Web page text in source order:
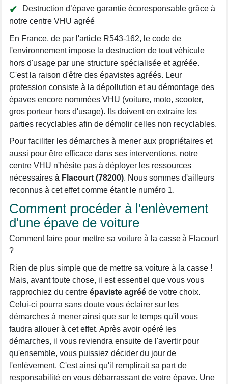
Destruction d’épave garantie écoresponsable grâce à
notre centre VHU agréé
En France, de par l'article R543-162, le code de
l'environnement impose la destruction de tout véhicule
hors d'usage par une structure spécialisée et agréée.
C'est la raison d'être des épavistes agréés. Leur
profession consiste à la dépollution et au démontage des
épaves encore nommées VHU (voiture, moto, scooter,
gros porteur hors d'usage). Ils doivent en extraire les
parties recyclables afin de démolir celles non recyclables.
Pour faciliter les démarches à mener aux propriétaires et
aussi pour être efficace dans ses interventions, notre
centre VHU n'hésite pas à déployer les ressources
nécessaires à Flacourt (78200). Nous sommes d'ailleurs
reconnus à cet effet comme étant le numéro 1.
Comment procéder à l'enlèvement
d'une épave de voiture
Comment faire pour mettre sa voiture à la casse à Flacourt
?
Rien de plus simple que de mettre sa voiture à la casse !
Mais, avant toute chose, il est essentiel que vous vous
rapprochiez du centre épaviste agréé de votre choix.
Celui-ci pourra sans doute vous éclairer sur les
démarches à mener ainsi que sur le temps qu'il vous
faudra allouer à cet effet. Après avoir opéré les
démarches, il vous reviendra ensuite de l'avertir pour
qu'ensemble, vous puissiez décider du jour de
l'enlèvement. C'est ainsi qu'il remplirait sa part de
responsabilité en vous débarrassant de votre épave. Une